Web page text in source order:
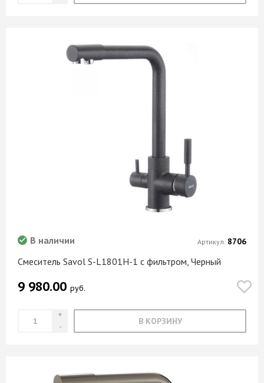
Смеситель Savol S-L1801H-1 с фильтром, Черный
В наличии
9 980.00 руб.
В КОРЗИНУ
Артикул: 8706